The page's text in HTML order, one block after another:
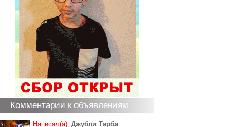
Комментарии к объявлениям
Написал(а): Джубли Тарба